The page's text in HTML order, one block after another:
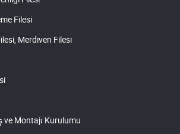
Filesi
Merdiven Filesi
ve Montajı Kurulumu